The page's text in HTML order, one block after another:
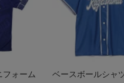
ォーム ベースボールシャ